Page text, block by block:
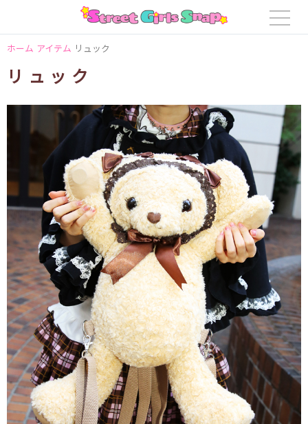
ホーム アイテム リュック
リュック